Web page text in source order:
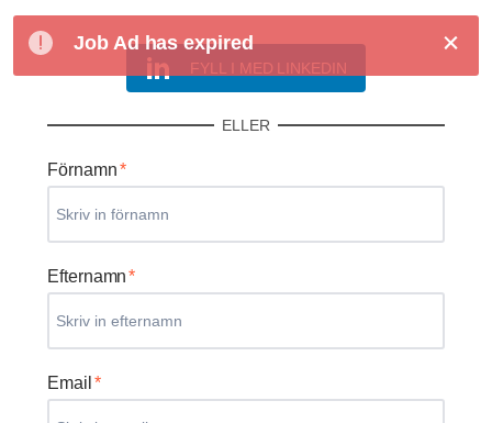
Job Ad has expired
FYLL I MED LINKEDIN
ELLER
Förnamn*
Efternamn *
Email *